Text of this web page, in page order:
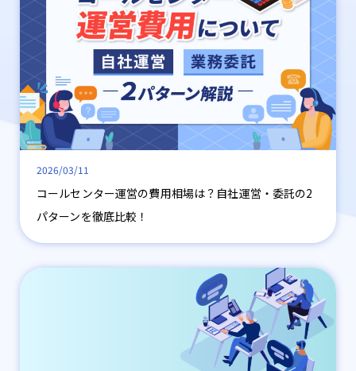
2026/03/11
コールセンター運営の費用相場は？自社運営・委託の2
パターンを徹底比較！